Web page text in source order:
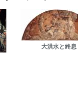
大洪水と終息